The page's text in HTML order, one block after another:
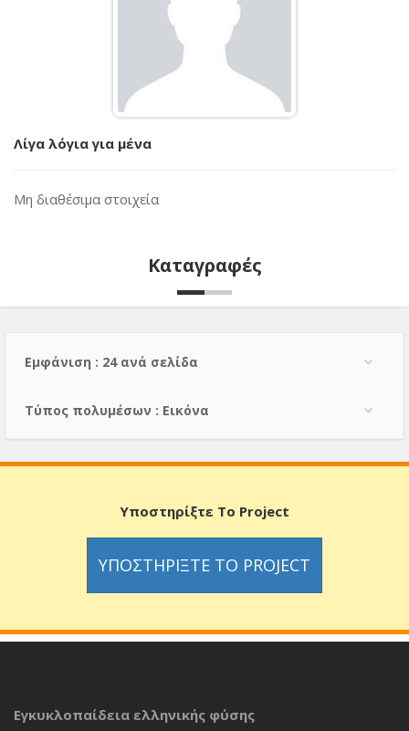
Λίγα λόγια για μένα
Μη διαθέσιμα στοιχεία
Καταγραφές
Εμφάνιση : 24 ανά σελίδα
Τύπος πολυμέσων : Εικόνα
Υποστηρίξτε Το Project
ΥΠΟΣΤΗΡΊΞΤΕ ΤΟ PROJECT
Εγκυκλοπαίδεια ελληνικής φύσης